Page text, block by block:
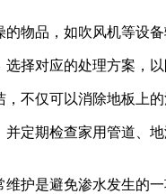
物品，如吹风机等设备
择对应的处理方案，以
不仅可以消除地板上
定期检查家用管道、
护是避免渗水发生的一